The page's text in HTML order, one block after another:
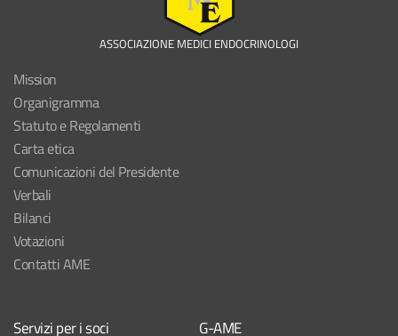
ASSOCIAZIONE MEDICI ENDOCRINOLOGI
Mission
Organigramma
Statuto e Regolamenti
Carta etica
Comunicazioni del Presidente
Verbali
Bilanci
Votazioni
Contatti AME
Servizi per i soci G-AME